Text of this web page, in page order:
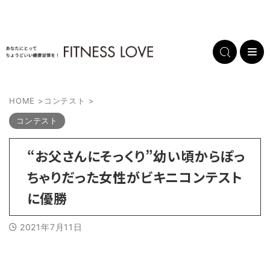
HOME > コンテスト >
コンテスト
“お父さんにそっくり”幼い頃からぽっ
ちゃりだった女性がビキニコンテスト
に優勝
2021年7月11日